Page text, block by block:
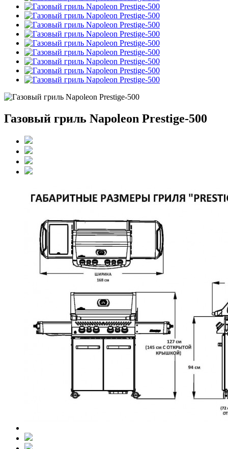
Газовый гриль Napoleon Prestige-500